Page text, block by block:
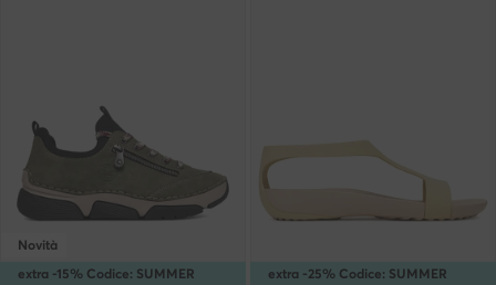
extra -15% Codice: SUMMER
Novità
extra -25% Codice: SUMMER